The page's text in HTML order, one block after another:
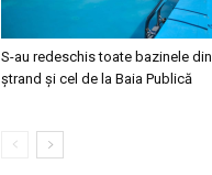
S-au redeschis toate bazinele din
ștrand și cel de la Baia Publică